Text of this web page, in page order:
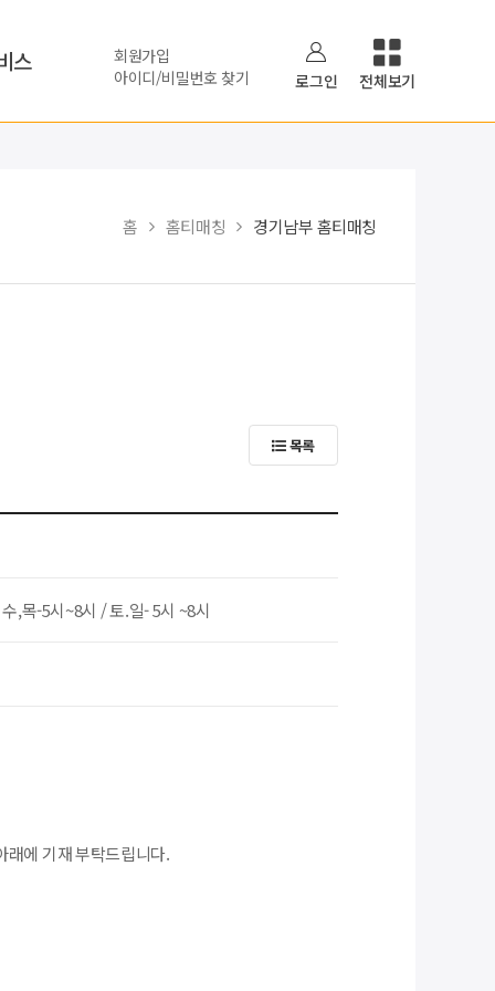
스
회원가입
아이디/비밀번호 찾기
로그인 전체보기
홈 홈티매칭 경기남부 홈티매칭
목록
,목-5시~8시 / 토.일- 5시 ~8시
래에 기재 부탁드립니다.